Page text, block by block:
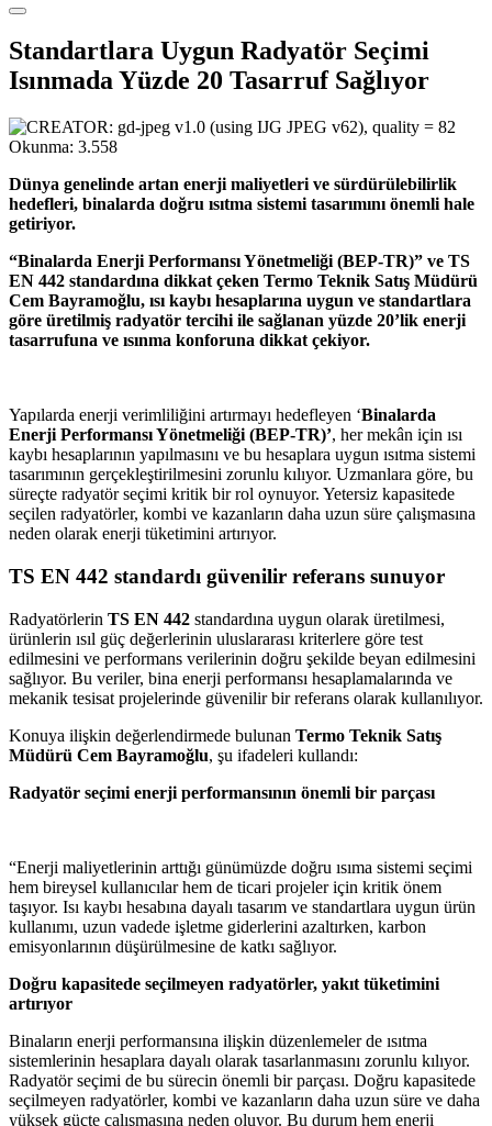
Standartlara Uygun Radyatör Seçimi
Isınmada Yüzde 20 Tasarruf Sağlıyor
Okunma: 3.558
Dünya genelinde artan enerji maliyetleri ve sürdürülebilirlik
hedefleri, binalarda doğru ısıtma sistemi tasarımını önemli hale
getiriyor.
“Binalarda Enerji Performansı Yönetmeliği (BEP-TR)” ve TS
EN 442 standardına dikkat çeken Termo Teknik Satış Müdürü
Cem Bayramoğlu, ısı kaybı hesaplarına uygun ve standartlara
göre üretilmiş radyatör tercihi ile sağlanan yüzde 20’lik enerji
tasarrufuna ve ısınma konforuna dikkat çekiyor.
Yapılarda enerji verimliliğini artırmayı hedefleyen ‘Binalarda
Enerji Performansı Yönetmeliği (BEP-TR)’, her mekân için ısı
kaybı hesaplarının yapılmasını ve bu hesaplara uygun ısıtma sistemi
tasarımının gerçekleştirilmesini zorunlu kılıyor. Uzmanlara göre, bu
süreçte radyatör seçimi kritik bir rol oynuyor. Yetersiz kapasitede
seçilen radyatörler, kombi ve kazanların daha uzun süre çalışmasına
neden olarak enerji tüketimini artırıyor.
TS EN 442 standardı güvenilir referans sunuyor
Radyatörlerin TS EN 442 standardına uygun olarak üretilmesi,
ürünlerin ısıl güç değerlerinin uluslararası kriterlere göre test
edilmesini ve performans verilerinin doğru şekilde beyan edilmesini
sağlıyor. Bu veriler, bina enerji performansı hesaplamalarında ve
mekanik tesisat projelerinde güvenilir bir referans olarak kullanılıyor.
Konuya ilişkin değerlendirmede bulunan Termo Teknik Satış
Müdürü Cem Bayramoğlu, şu ifadeleri kullandı:
Radyatör seçimi enerji performansının önemli bir parçası
“Enerji maliyetlerinin arttığı günümüzde doğru ısıma sistemi seçimi
hem bireysel kullanıcılar hem de ticari projeler için kritik önem
taşıyor. Isı kaybı hesabına dayalı tasarım ve standartlara uygun ürün
kullanımı, uzun vadede işletme giderlerini azaltırken, karbon
emisyonlarının düşürülmesine de katkı sağlıyor.
Doğru kapasitede seçilmeyen radyatörler, yakıt tüketimini
artırıyor
Binaların enerji performansına ilişkin düzenlemeler de ısıtma
sistemlerinin hesaplara dayalı olarak tasarlanmasını zorunlu kılıyor.
Radyatör seçimi de bu sürecin önemli bir parçası. Doğru kapasitede
seçilmeyen radyatörler, kombi ve kazanların daha uzun süre ve daha
yüksek güçte çalışmasına neden oluyor. Bu durum hem enerji